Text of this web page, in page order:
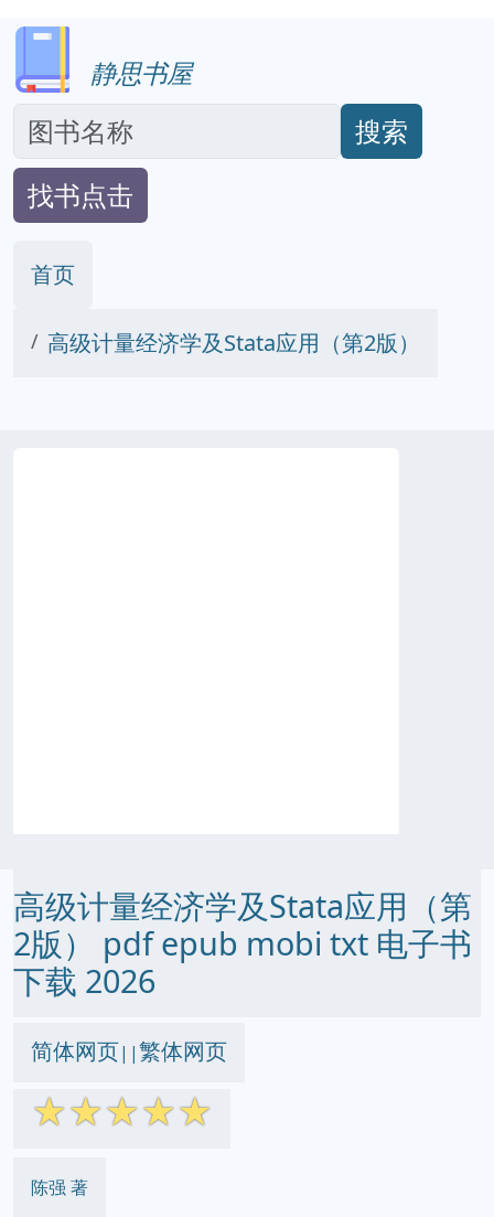
静思书屋
搜索
找书点击
首页
高级计量经济学及Stata应用（第2版）
高级计量经济学及Stata应用（第
2版） pdf epub mobi txt 电子书
下载 2026
简体网页||繁体网页
☆☆☆☆☆
陈强 著